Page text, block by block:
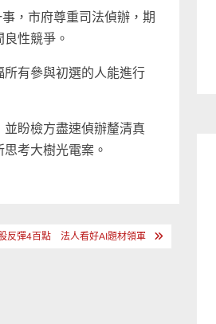
，市府尊重司法偵辦，期
性競爭。
有參與初選的人能進行
盼檢方盡速偵辦釐清真
考大樹光電案。
反彈4百點 法人看好AI題材領軍